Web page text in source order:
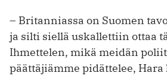
– Britanniassa on Suomen
ja silti siellä uskallettiin ottaa
Ihmettelen, mikä meidän
päättäjiämme pidättelee, Hara